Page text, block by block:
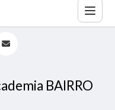
ACADEMIA BAIRRO FLORESTA
BAIRRO